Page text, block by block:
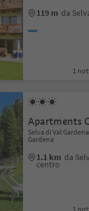
119 m da
1
Apartments
Selva di Val
Gardena
1.1 km da
centro
1